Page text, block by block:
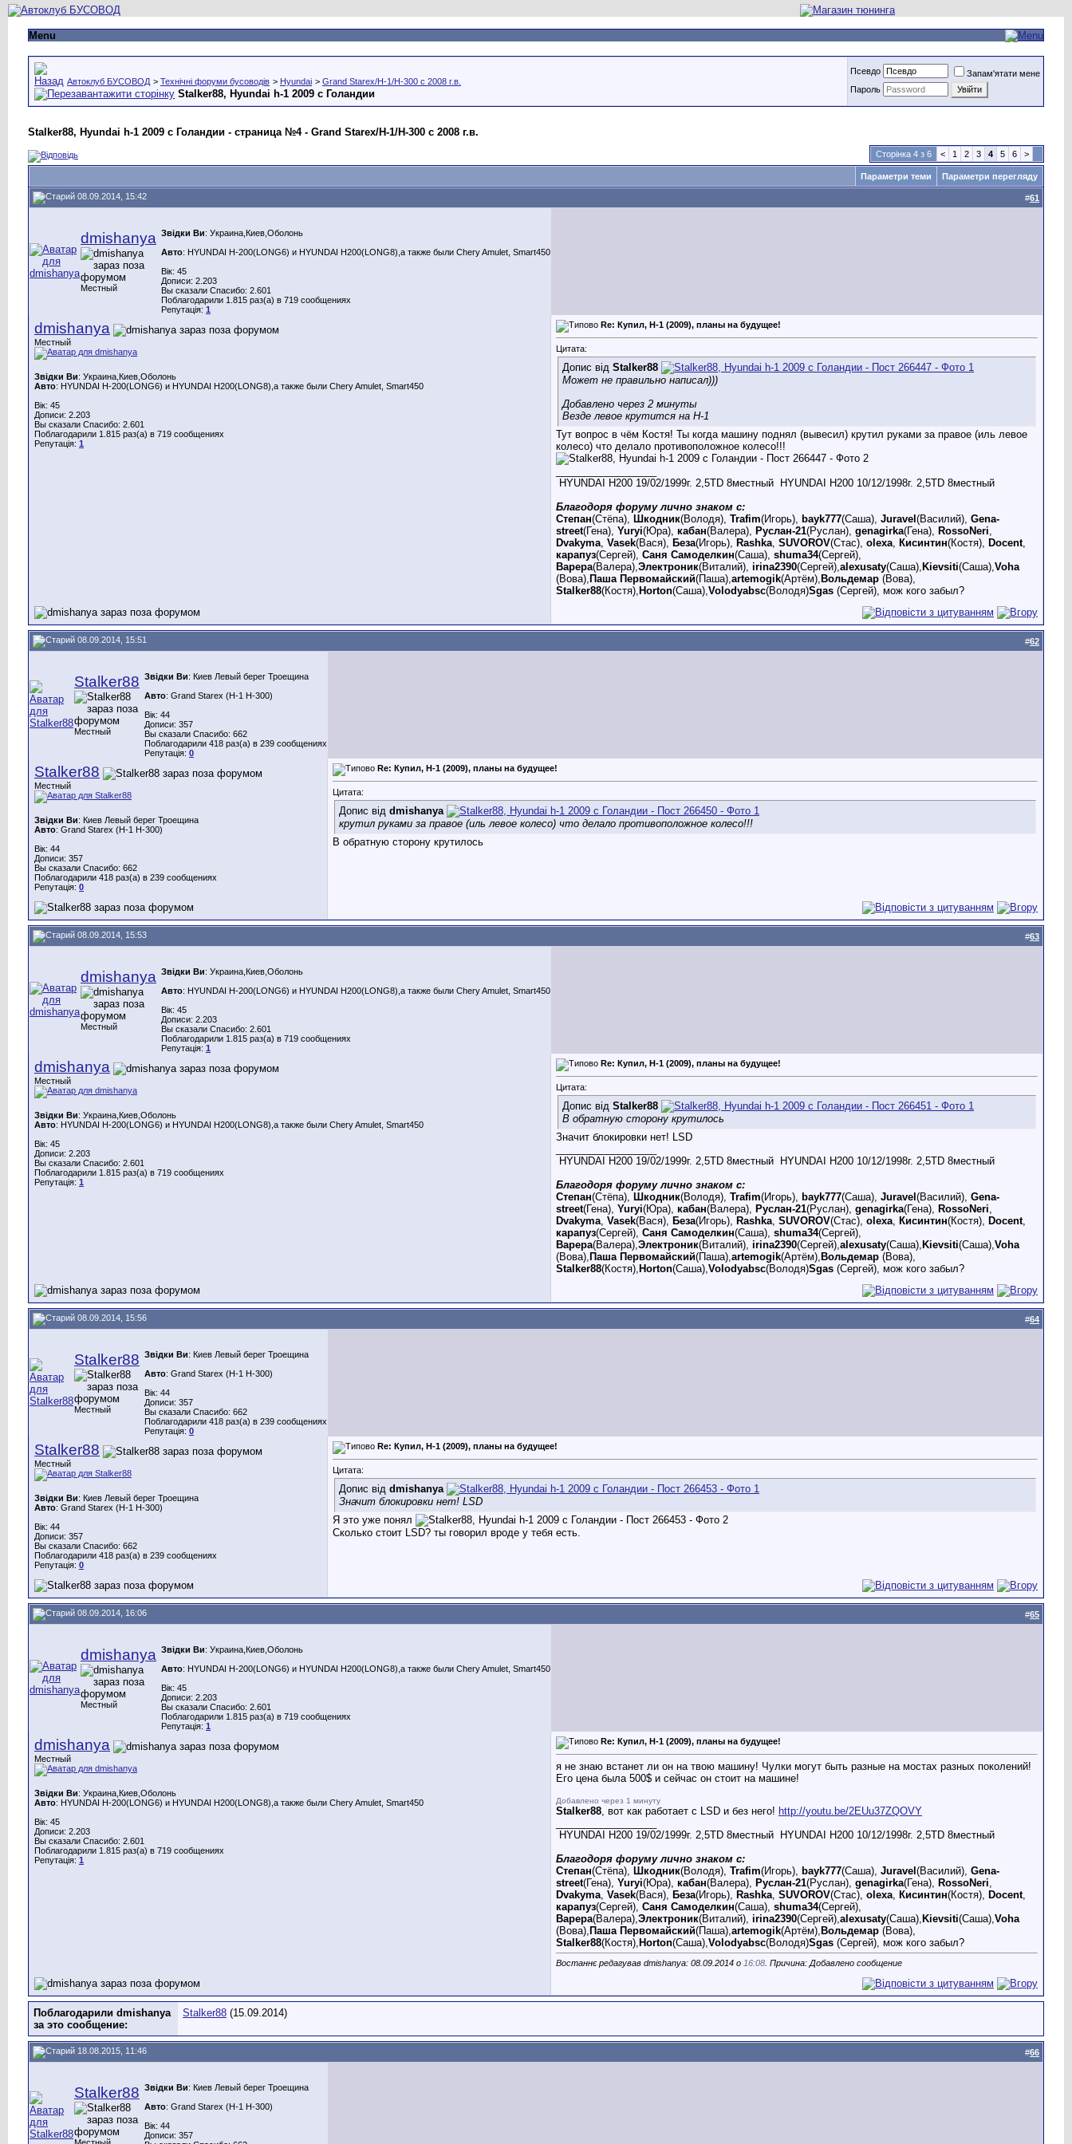
Menu
Автоклуб БУСОВОД > Технічні форуми бусоводів > Hyundai > Grand Starex/H-1/H-300 с 2008 г.в.
Stalker88, Hyundai h-1 2009 с Голандии
Псевдо
Запам'ятати мене
Пароль
Stalker88, Hyundai h-1 2009 с Голандии - страница №4 - Grand Starex/H-1/H-300 с 2008 г.в.
Сторінка 4 з 6 < 1 2 3 4 5 6 >
Параметри теми Параметри перегляду
08.09.2014, 15:42 #61
dmishanya
Местный
Звідки Ви: Украина,Киев,Оболонь
Авто: HYUNDAI H-200(LONG6) и HYUNDAI H200(LONG8),а также были Chery Amulet, Smart450
Вік: 45
Дописи: 2.203
Вы сказали Спасибо: 2.601
Поблагодарили 1.815 раз(а) в 719 сообщениях
Репутація: 1
dmishanya
Местный
Звідки Ви: Украина,Киев,Оболонь
Авто: HYUNDAI H-200(LONG6) и HYUNDAI H200(LONG8),а также были Chery Amulet, Smart450
Вік: 45
Дописи: 2.203
Вы сказали Спасибо: 2.601
Поблагодарили 1.815 раз(а) в 719 сообщениях
Репутація: 1
Re: Купил, H-1 (2009), планы на будущее!
Цитата:
Допис від Stalker88
Может не правильно написал)))
Добавлено через 2 минуты
Везде левое крутится на H-1
Тут вопрос в чём Костя! Ты когда машину поднял (вывесил) крутил руками за правое (иль левое
колесо) что делало противоположное колесо!!!
HYUNDAI H200 19/02/1999г. 2,5TD 8местный
HYUNDAI H200 10/12/1998г. 2,5TD 8местный
Благодоря форуму лично знаком с:
Степан(Стёпа), Шкодник(Володя), Trafim(Игорь), bayk777(Саша), Juravel (Василий), Gena-
street(Гена), Yuryi(Юра), кабан(Валера), Руслан-21(Руслан), genagirka(Гена), RossoNeri
Dvakyma Vasek(Вася), Беза(Игорь), Rashka SUVOROV(Стас), olexa Кисинтин(Костя), Docent,
карапуз(Сергей), Саня Самоделкин(Саша), shuma34(Сергей),
Варера(Валера), Электроник(Виталий), irina2390(Сергей), alexusaty(Саша), Kievsiti(Саша), Voha
(Вова), Паша Первомайский(Паша), artemogik(Артём), Вольдемар (Вова),
Stalker88(Костя), Horton(Саша), Volodyabsc(Володя)Sgas (Сергей), мож кого забыл?
08.09.2014, 15:51 #62
Stalker88
Местный
Звідки Ви: Киев Левый берег Троещина
Авто: Grand Starex (H-1 H-300)
Вік: 44
Дописи: 357
Вы сказали Спасибо: 662
Поблагодарили 418 раз(а) в 239 сообщениях
Репутація: 0
Stalker88
Местный
Звідки Ви: Киев Левый берег Троещина
Авто: Grand Starex (H-1 H-300)
Вік: 44
Дописи: 357
Вы сказали Спасибо: 662
Поблагодарили 418 раз(а) в 239 сообщениях
Репутація: 0
Re: Купил, H-1 (2009), планы на будущее!
Цитата:
Допис від dmishanya
крутил руками за правое (иль левое колесо) что делало противоположное колесо!!!
В обратную сторону крутилось
08.09.2014, 15:53 #63
dmishanya
Местный
Звідки Ви: Украина,Киев,Оболонь
Авто: HYUNDAI H-200(LONG6) и HYUNDAI H200(LONG8),а также были Chery Amulet, Smart450
Вік: 45
Дописи: 2.203
Вы сказали Спасибо: 2.601
Поблагодарили 1.815 раз(а) в 719 сообщениях
Репутація: 1
dmishanya
Местный
Звідки Ви: Украина,Киев,Оболонь
Авто: HYUNDAI H-200(LONG6) и HYUNDAI H200(LONG8),а также были Chery Amulet, Smart450
Вік: 45
Дописи: 2.203
Вы сказали Спасибо: 2.601
Поблагодарили 1.815 раз(а) в 719 сообщениях
Репутація: 1
Re: Купил, H-1 (2009), планы на будущее!
Цитата:
Допис від Stalker88
В обратную сторону крутилось
Значит блокировки нет! LSD
HYUNDAI H200 19/02/1999г. 2,5TD 8местный
HYUNDAI H200 10/12/1998г. 2,5TD 8местный
Благодоря форуму лично знаком с:
Степан(Стёпа), Шкодник(Володя), Trafim(Игорь), bayk777(Саша), Juravel (Василий), Gena-
street(Гена), Yuryi(Юра), кабан(Валера), Руслан-21(Руслан), genagirka(Гена), RossoNeri
Dvakyma Vasek(Вася), Беза(Игорь), Rashka SUVOROV(Стас), olexa Кисинтин(Костя), Docent,
карапуз(Сергей), Саня Самоделкин(Саша), shuma34(Сергей),
Варера(Валера), Электроник(Виталий), irina2390(Сергей), alexusaty(Саша), Kievsiti(Саша), Voha
(Вова), Паша Первомайский(Паша), artemogik(Артём), Вольдемар (Вова),
Stalker88(Костя), Horton(Саша), Volodyabsc(Володя)Sgas (Сергей), мож кого забыл?
08.09.2014, 15:56 #64
Stalker88
Местный
Звідки Ви: Киев Левый берег Троещина
Авто: Grand Starex (H-1 H-300)
Вік: 44
Дописи: 357
Вы сказали Спасибо: 662
Поблагодарили 418 раз(а) в 239 сообщениях
Репутація: 0
Stalker88
Местный
Звідки Ви: Киев Левый берег Троещина
Авто: Grand Starex (H-1 H-300)
Вік: 44
Дописи: 357
Вы сказали Спасибо: 662
Поблагодарили 418 раз(а) в 239 сообщениях
Репутація: 0
Re: Купил, H-1 (2009), планы на будущее!
Цитата:
Допис від dmishanya
Значит блокировки нет! LSD
Я это уже понял
Сколько стоит LSD? ты говорил вроде у тебя есть.
08.09.2014, 16:06 #65
dmishanya
Местный
Звідки Ви: Украина,Киев,Оболонь
Авто: HYUNDAI H-200(LONG6) и HYUNDAI H200(LONG8),а также были Chery Amulet, Smart450
Вік: 45
Дописи: 2.203
Вы сказали Спасибо: 2.601
Поблагодарили 1.815 раз(а) в 719 сообщениях
Репутація: 1
dmishanya
Местный
Звідки Ви: Украина,Киев,Оболонь
Авто: HYUNDAI H-200(LONG6) и HYUNDAI H200(LONG8),а также были Chery Amulet, Smart450
Вік: 45
Дописи: 2.203
Вы сказали Спасибо: 2.601
Поблагодарили 1.815 раз(а) в 719 сообщениях
Репутація: 1
Re: Купил, H-1 (2009), планы на будущее!
я не знаю встанет ли он на твою машину! Чулки могут быть разные на мостах разных поколений!
Его цена была 500$ и сейчас он стоит на машине!
Добавлено через 1 минуту
Stalker88 , вот как работает с LSD и без него! http://youtu.be/2EUu37ZQOVY
HYUNDAI H200 19/02/1999г. 2,5TD 8местный
HYUNDAI H200 10/12/1998г. 2,5TD 8местный
Благодоря форуму лично знаком с:
Степан(Стёпа), Шкодник(Володя), Trafim(Игорь), bayk777(Саша), Juravel (Василий), Gena-
street(Гена), Yuryi(Юра), кабан(Валера), Руслан-21(Руслан), genagirka(Гена), RossoNeri
Dvakyma Vasek(Вася), Беза(Игорь), Rashka SUVOROV(Стас), olexa Кисинтин(Костя), Docent,
карапуз(Сергей), Саня Самоделкин(Саша), shuma34(Сергей),
Варера(Валера), Электроник(Виталий), irina2390(Сергей), alexusaty(Саша), Kievsiti(Саша), Voha
(Вова), Паша Первомайский(Паша), artemogik(Артём), Вольдемар (Вова),
Stalker88(Костя), Horton(Саша), Volodyabsc(Володя)Sgas (Сергей), мож кого забыл?
Востаннє редагував dmishanya: 08.09.2014 о 16:08 . Причина: Добавлено сообщение
Поблагодарили dmishanya
за это сообщение:
Stalker88 (15.09.2014)
18.08.2015, 11:46 #66
Stalker88
Местный
Звідки Ви: Киев Левый берег Троещина
Авто: Grand Starex (H-1 H-300)
Вік: 44
Дописи: 357